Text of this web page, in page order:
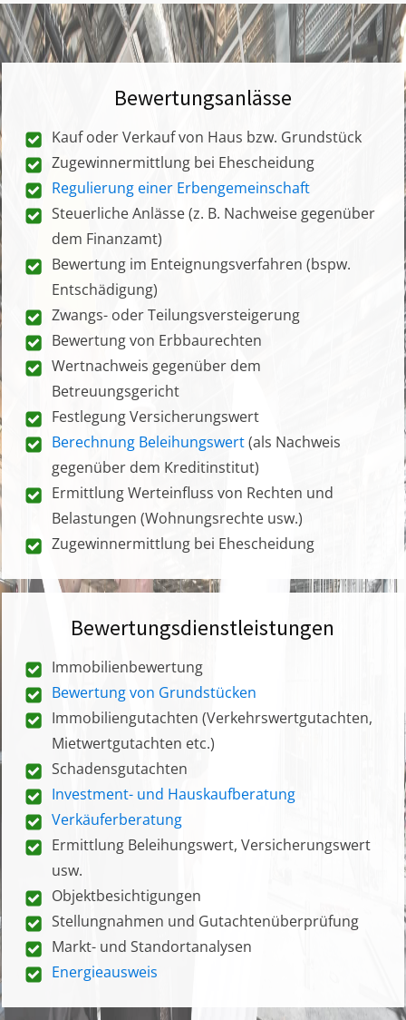
Bewertungsanlässe
Kauf oder Verkauf von Haus bzw. Grundstück
Zugewinnermittlung bei Ehescheidung
Regulierung einer Erbengemeinschaft
Steuerliche Anlässe (z. B. Nachweise gegenüber
dem Finanzamt)
Bewertung im Enteignungsverfahren (bspw.
Entschädigung)
Zwangs- oder Teilungsversteigerung
Bewertung von Erbbaurechten
Wertnachweis gegenüber dem
Betreuungsgericht
Festlegung Versicherungswert
Berechnung Beleihungswert(als Nachweis
gegenüber dem Kreditinstitut)
Ermittlung Werteinfluss von Rechten und
Belastungen (Wohnungsrechte usw.)
Zugewinnermittlung bei Ehescheidung
Bewertungsdienstleistungen
Immobilienbewertung
Bewertung von Grundstücken
Immobiliengutachten (Verkehrswertgutachten,
Mietwertgutachten etc.)
Schadensgutachten
Investment- und Hauskaufberatung
Verkäuferberatung
Ermittlung Beleihungswert, Versicherungswert
usw.
Objektbesichtigungen
Stellungnahmen und Gutachtenüberprüfung
Markt- und Standortanalysen
Energieausweis